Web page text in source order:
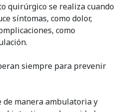
quirúrgico se realiza cuando
síntomas, como dolor,
como
siempre para prevenir
de manera ambulatoria y